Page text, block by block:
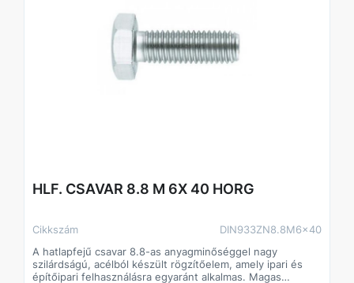
HLF. CSAVAR 8.8 M 6X 40 HORG
Cikkszám
DIN933ZN8.8M6x40
A hatlapfejű csavar 8.8-as anyagminőséggel nagy
szilárdságú, acélból készült rögzítőelem, amely ipari és
építőipari felhasználásra egyaránt alkalmas. Magas